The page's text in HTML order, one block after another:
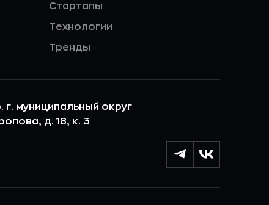
Стартапы
Технологии
Тренды
г. муниципальный округ
д. 18, к. 3